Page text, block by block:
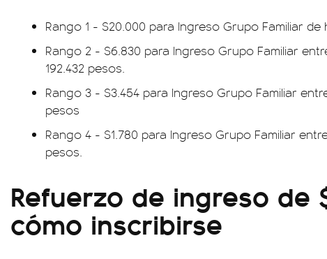
Rango 1 - $20.000 para Ingreso Grupo Familiar de
Rango 2 - $6.830 para Ingreso Grupo Familiar
192.432 pesos.
Rango 3 - $3.454 para Ingreso Grupo Familiar
pesos
Rango 4 - $1.780 para Ingreso Grupo Familiar
pesos.
Refuerzo de ingreso de
cómo inscribirse